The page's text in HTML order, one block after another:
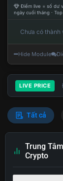
Điểm live = số dư
ngày cuối tháng ·
Chưa có thành
Hide Module
LIVE PRICE
Tất cả
Trung Tâm
Crypto